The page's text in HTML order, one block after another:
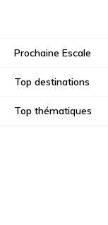
Prochaine Escale
Top destinations
Top thématiques